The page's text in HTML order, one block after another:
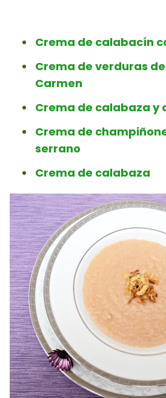
Crema de calabacín
Crema de verduras
Carmen
Crema de calabaza y
Crema de
serrano
Crema de calabaza